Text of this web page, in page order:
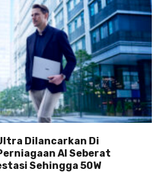
Dilancarkan Di
AI Seberat
Sehingga 50W